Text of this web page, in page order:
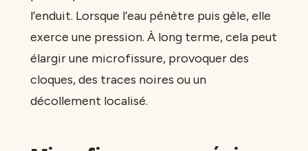
l’enduit. Lorsque l’eau pénètre puis gèle, elle
exerce une pression. À long terme, cela peut
élargir une microfissure, provoquer des
cloques, des traces noires ou un
décollement localisé.